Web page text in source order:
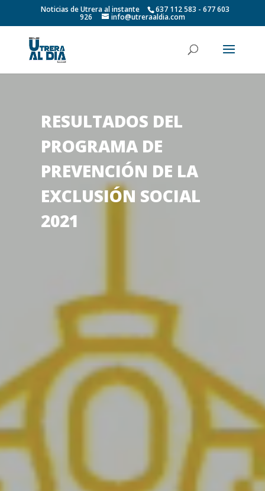
Noticias de Utrera al instante 637 112 583 - 677 603
926 info@utreraaldia.com
RESULTADOS DEL
PROGRAMA DE
PREVENCIÓN DE LA
EXCLUSIÓN SOCIAL
2021